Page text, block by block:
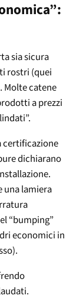
sia sicura
rostri (quei
Molte catene
a prezzi
certificazione
dichiarano
una lamiera
“bumping”
economici in